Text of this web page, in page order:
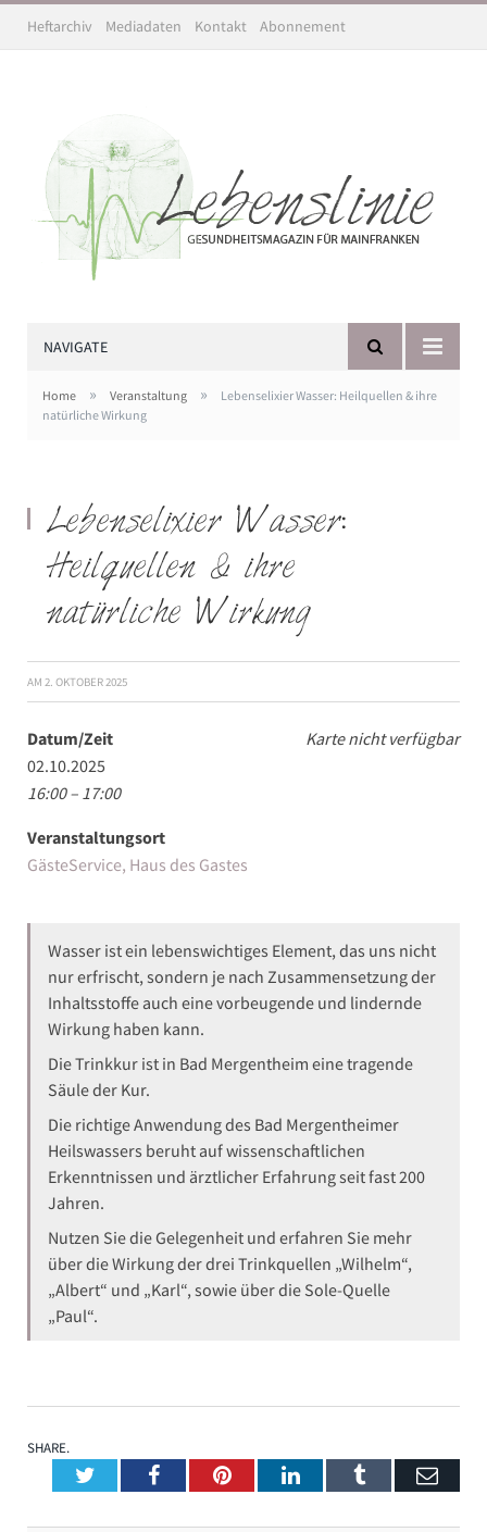
Heftarchiv Mediadaten Kontakt Abonnement
NAVIGATE
Home » Veranstaltung »
Lebenselixier Wasser: Heilquellen & ihre
natürliche Wirkung
Lebenselixier Wasser:
Heilquellen & ihre
natürliche Wirkung
AM 2. OKTOBER 2025
Karte nicht verfügbar
Datum/Zeit
02.10.2025
16:00 – 17:00
Veranstaltungsort
GästeService, Haus des Gastes
Wasser ist ein lebenswichtiges Element, das uns nicht
nur erfrischt, sondern je nach Zusammensetzung der
Inhaltsstoffe auch eine vorbeugende und lindernde
Wirkung haben kann.
Die Trinkkur ist in Bad Mergentheim eine tragende
Säule der Kur.
Die richtige Anwendung des Bad Mergentheimer
Heilswassers beruht auf wissenschaftlichen
Erkenntnissen und ärztlicher Erfahrung seit fast 200
Jahren.
Nutzen Sie die Gelegenheit und erfahren Sie mehr
über die Wirkung der drei Trinkquellen „Wilhelm“,
„Albert“ und „Karl“, sowie über die Sole-Quelle
„Paul“.
SHARE.
TwitterFacebookPinterestLinkedInTumblr